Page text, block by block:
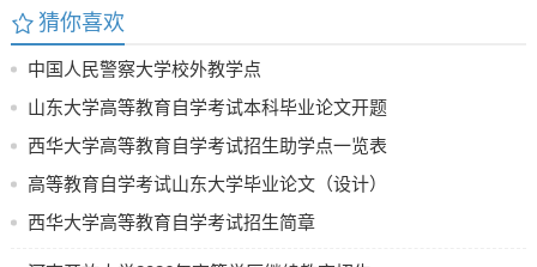
猜你喜欢
中国人民警察大学校外教学点
山东大学高等教育自学考试本科毕业论文开题
报告
西华大学高等教育自学考试招生助学点一览表
高等教育自学考试山东大学毕业论文（设计）
写作基本规范
西华大学高等教育自学考试招生简章